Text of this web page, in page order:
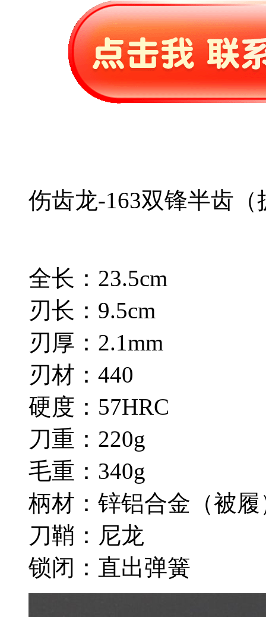
伤齿龙-163双锋半齿（
全长：23.5cm
刃长：9.5cm
刃厚：2.1mm
刃材：440
硬度：57HRC
刀重：220g
毛重：340g
柄材：锌铝合金（被履
刀鞘：尼龙
锁闭：直出弹簧